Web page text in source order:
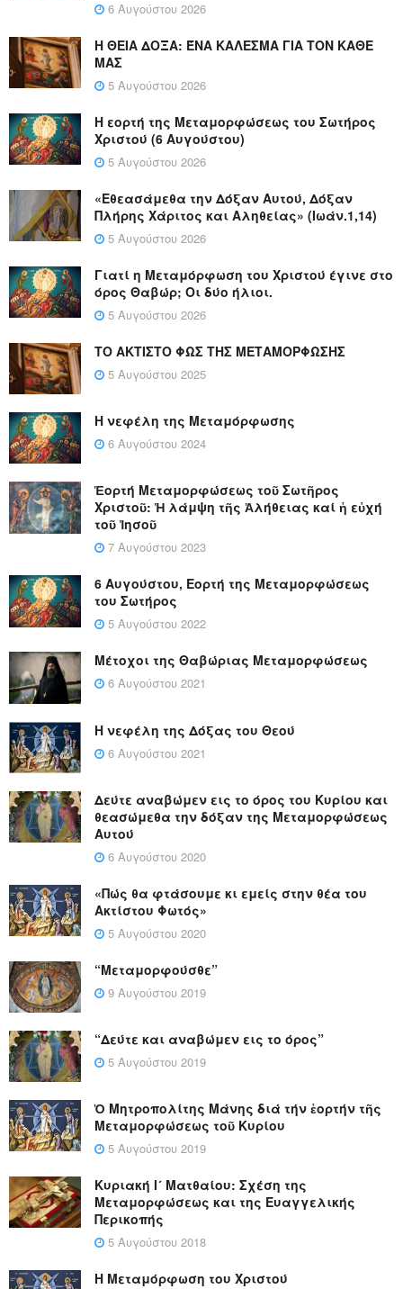
6 Αυγούστου 2026
Η ΘΕΙΑ ΔΟΞΑ: ΈΝΑ ΚΑΛΕΣΜΑ ΓΙΑ ΤΟΝ ΚΑΘΕ
ΜΑΣ
5 Αυγούστου 2026
Η εορτή της Μεταμορφώσεως του Σωτήρος
Χριστού (6 Αυγούστου)
5 Αυγούστου 2026
«Εθεασάμεθα την Δόξαν Αυτού, Δόξαν
Πλήρης Χάριτος και Αληθείας» (Ιωάν.1,14)
5 Αυγούστου 2026
Γιατί η Μεταμόρφωση του Χριστού έγινε στο
όρος Θαβώρ; Οι δύο ήλιοι.
5 Αυγούστου 2026
ΤΟ ΑΚΤΙΣΤΟ ΦΩΣ ΤΗΣ ΜΕΤΑΜΟΡΦΩΣΗΣ
5 Αυγούστου 2025
Η νεφέλη της Μεταμόρφωσης
6 Αυγούστου 2024
Ἑορτή Μεταμορφώσεως τοῦ Σωτῆρος
Χριστοῦ: Ἡ λάμψη τῆς Ἀλήθειας καί ἡ εὐχή
τοῦ Ἰησοῦ
7 Αυγούστου 2023
6 Αυγούστου, Εορτή της Μεταμορφώσεως
του Σωτήρος
5 Αυγούστου 2022
Μέτοχοι της Θαβώριας Μεταμορφώσεως
6 Αυγούστου 2021
Η νεφέλη της Δόξας του Θεού
6 Αυγούστου 2021
Δεύτε αναβώμεν εις το όρος του Κυρίου και
θεασώμεθα την δόξαν της Μεταμορφώσεως
Αυτού
6 Αυγούστου 2020
«Πώς θα φτάσουμε κι εμείς στην θέα του
Ακτίστου Φωτός»
5 Αυγούστου 2020
“Μεταμορφούσθε”
9 Αυγούστου 2019
“Δεύτε και αναβώμεν εις το όρος”
5 Αυγούστου 2019
Ὁ Μητροπολίτης Μάνης διά τήν ἑορτήν τῆς
Μεταμορφώσεως τοῦ Κυρίου
5 Αυγούστου 2019
Κυριακή Ι´ Ματθαίου: Σχέση της
Μεταμορφώσεως και της Ευαγγελικής
Περικοπής
5 Αυγούστου 2018
Η Μεταμόρφωση του Χριστού